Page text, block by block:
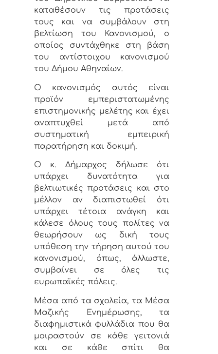
καταθέσουν τις προτάσεις
τους και να συμβάλουν στη
βελτίωση του Κανονισμού, ο
οποίος συντάχθηκε στη βάση
του αντίστοιχου κανονισμού
του Δήμου Αθηναίων.
Ο κανονισμός αυτός είναι
προϊόν εμπεριστατωμένης
επιστημονικής μελέτης και έχει
αναπτυχθεί μετά από
συστηματική εμπειρική
παρατήρηση και δοκιμή.
Ο κ. Δήμαρχος δήλωσε ότι
υπάρχει δυνατότητα για
βελτιωτικές προτάσεις και στο
μέλλον αν διαπιστωθεί ότι
υπάρχει τέτοια ανάγκη και
κάλεσε όλους τους πολίτες να
θεωρήσουν ως δική τους
υπόθεση την τήρηση αυτού του
κανονισμού, όπως, άλλωστε,
συμβαίνει σε όλες τις
ευρωπαϊκές πόλεις.
Μέσα από τα σχολεία, τα Μέσα
Μαζικής Ενημέρωσης, τα
διαφημιστικά φυλλάδια που θα
μοιραστούν σε κάθε γειτονιά
και σε κάθε σπίτι θα